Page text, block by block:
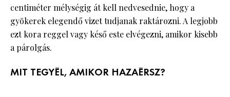
centiméter mélységig át kell nedvesednie, hogy a
gyökerek elegendő vizet tudjanak raktározni. A legjobb
ezt kora reggel vagy késő este elvégezni, amikor kisebb
a párolgás.
MIT TEGYÉL, AMIKOR HAZAÉRSZ?